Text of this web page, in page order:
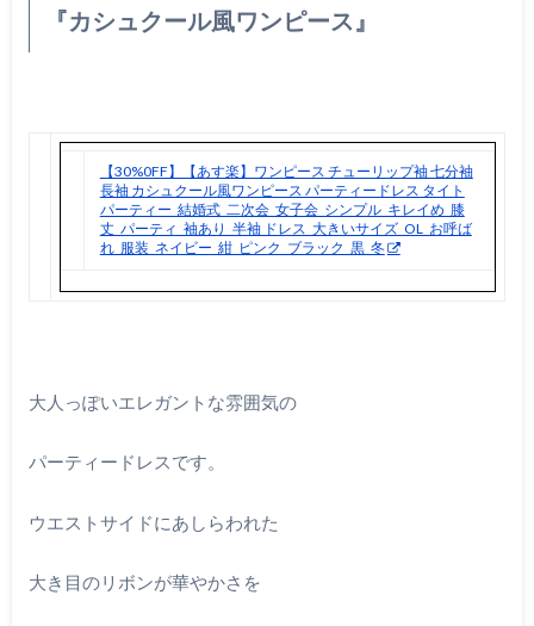
『カシュクール風ワンピース』
【30%0FF】【あす楽】ワンピース チューリップ袖 七分袖
長袖 カシュクール風ワンピース パーティードレス タイト
パーティー_結婚式_二次会_女子会_シンプル_キレイめ_膝
丈_パーティ_袖あり_半袖 ドレス_大きいサイズ_OL_お呼ば
れ_服装_ネイビー_紺_ピンク_ブラック_黒_冬
大人っぽいエレガントな雰囲気の
パーティードレスです。
ウエストサイドにあしらわれた
大き目のリボンが華やかさを